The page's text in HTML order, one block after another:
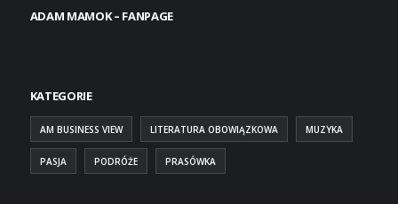
ADAM MAMOK – FANPAGE
KATEGORIE
AM BUSINESS VIEW LITERATURA OBOWIĄZKOWA MUZYKA
PASJA PODRÓŻE PRASÓWKA